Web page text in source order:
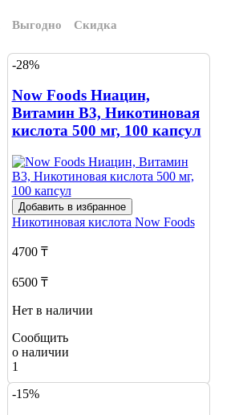
Выгодно Скидка
-28%
Now Foods Ниацин,
Витамин B3, Никотиновая
кислота 500 мг, 100 капсул
Добавить в избранное
Никотиновая кислота Now Foods
4700 ₸
6500 ₸
Нет в наличии
Сообщить
о наличии
1
-15%